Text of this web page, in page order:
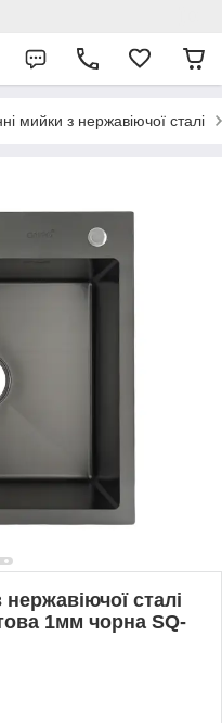
мийки з нержавіючої сталі
сталі
1мм чорна SQ-